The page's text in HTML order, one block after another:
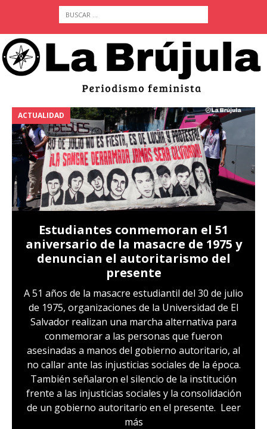
ACTUALIDAD
Estudiantes conmemoran el 51
aniversario de la masacre de 1975 y
denuncian el autoritarismo del
presente
A 51 años de la masacre estudiantil del 30 de julio
de 1975, organizaciones de la Universidad de El
Salvador realizan una marcha alternativa para
conmemorar a las personas que fueron
asesinadas a manos del gobierno autoritario, al
no callar ante las injusticias sociales de la época.
También señalaron el silencio de la institución
frente a las injusticias sociales y la consolidación
de un gobierno autoritario en el presente. Leer
más